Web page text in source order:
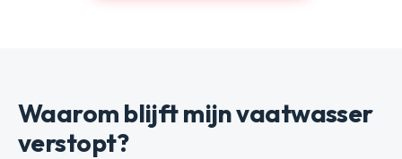
Waarom blijft mijn vaatwasser
verstopt?